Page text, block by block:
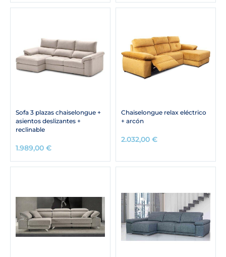
Sofa 3 plazas chaiselongue +
asientos deslizantes +
reclinable
1.989,00 €
Chaiselongue relax eléctrico
+ arcón
2.032,00 €